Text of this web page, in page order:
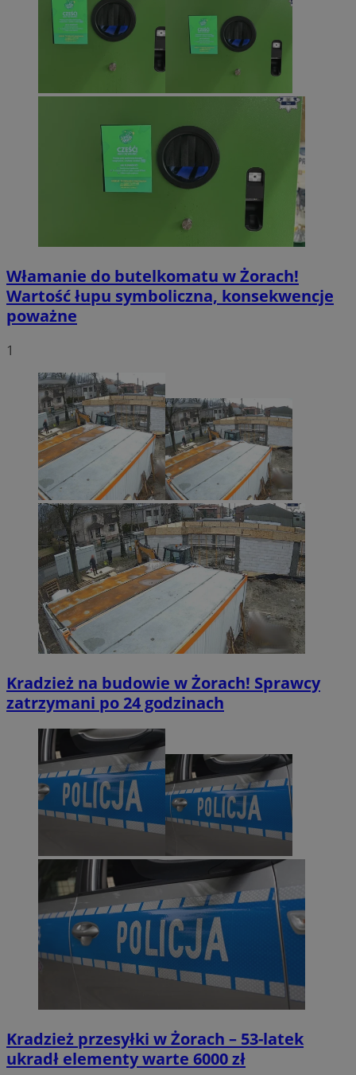
Włamanie do butelkomatu w Żorach!
Wartość łupu symboliczna, konsekwencje
poważne
1
Kradzież na budowie w Żorach! Sprawcy
zatrzymani po 24 godzinach
Kradzież przesyłki w Żorach – 53-latek
ukradł elementy warte 6000 zł